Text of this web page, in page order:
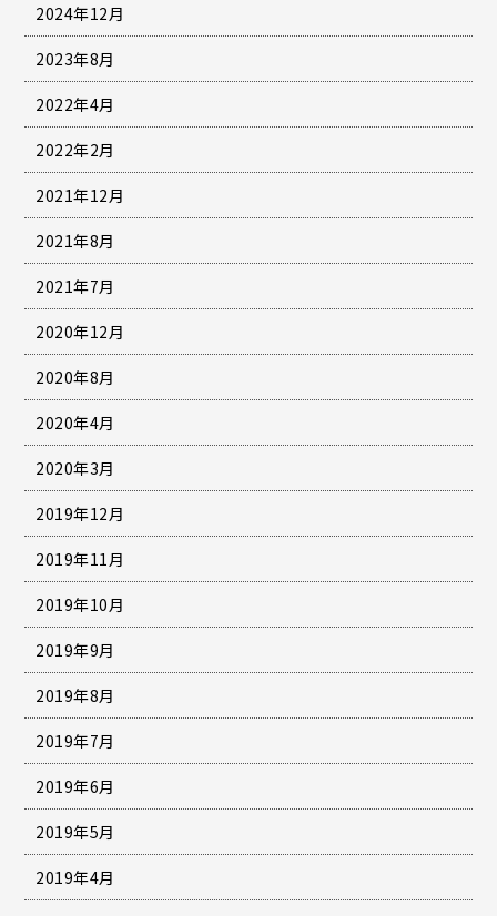
2024年12月
2023年8月
2022年4月
2022年2月
2021年12月
2021年8月
2021年7月
2020年12月
2020年8月
2020年4月
2020年3月
2019年12月
2019年11月
2019年10月
2019年9月
2019年8月
2019年7月
2019年6月
2019年5月
2019年4月